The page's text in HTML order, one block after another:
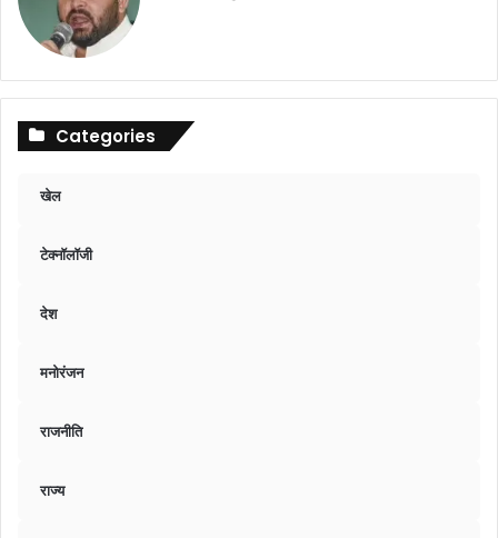
Categories
खेल
टेक्नॉलॉजी
देश
मनोरंजन
राजनीति
राज्य